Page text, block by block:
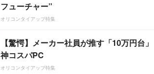
フューチャー”
オリコンタイアップ特集
【驚愕】メーカー社員が推す「10万円台」
神コスパPC
オリコンタイアップ特集